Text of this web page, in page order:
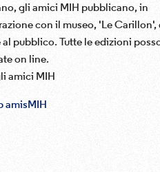
gli amici MIH pubblicano, in
con il museo, 'Le Carillon',
al pubblico. Tutte le edizioni
on line.
amici MIH
amisMIH